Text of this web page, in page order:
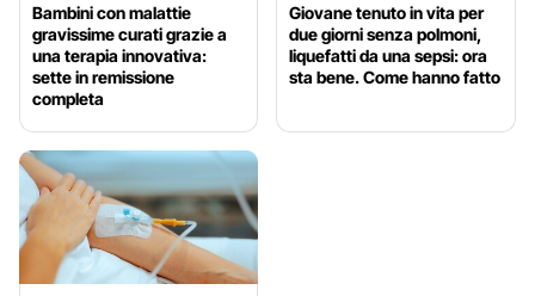
Bambini con malattie
gravissime curati grazie a
una terapia innovativa:
sette in remissione
completa
Giovane tenuto in vita per
due giorni senza polmoni,
liquefatti da una sepsi: ora
sta bene. Come hanno fatto